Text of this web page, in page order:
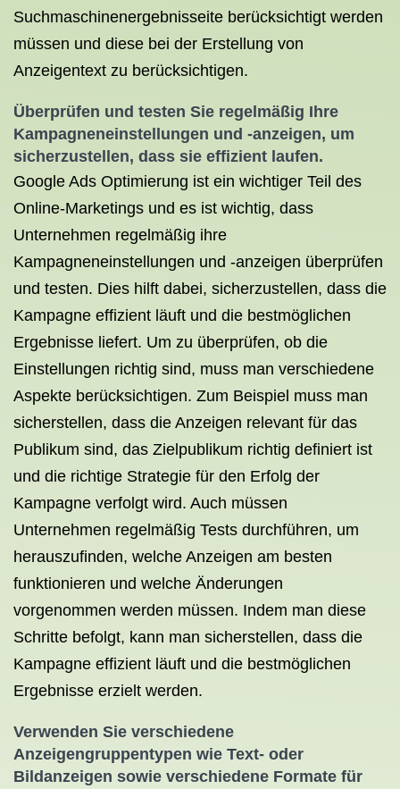
Suchmaschinenergebnisseite berücksichtigt werden
müssen und diese bei der Erstellung von
Anzeigentext zu berücksichtigen.
Überprüfen und testen Sie regelmäßig Ihre
Kampagneneinstellungen und -anzeigen, um
sicherzustellen, dass sie effizient laufen.
Google Ads Optimierung ist ein wichtiger Teil des
Online-Marketings und es ist wichtig, dass
Unternehmen regelmäßig ihre
Kampagneneinstellungen und -anzeigen überprüfen
und testen. Dies hilft dabei, sicherzustellen, dass die
Kampagne effizient läuft und die bestmöglichen
Ergebnisse liefert. Um zu überprüfen, ob die
Einstellungen richtig sind, muss man verschiedene
Aspekte berücksichtigen. Zum Beispiel muss man
sicherstellen, dass die Anzeigen relevant für das
Publikum sind, das Zielpublikum richtig definiert ist
und die richtige Strategie für den Erfolg der
Kampagne verfolgt wird. Auch müssen
Unternehmen regelmäßig Tests durchführen, um
herauszufinden, welche Anzeigen am besten
funktionieren und welche Änderungen
vorgenommen werden müssen. Indem man diese
Schritte befolgt, kann man sicherstellen, dass die
Kampagne effizient läuft und die bestmöglichen
Ergebnisse erzielt werden.
Verwenden Sie verschiedene
Anzeigengruppentypen wie Text- oder
Bildanzeigen sowie verschiedene Formate für